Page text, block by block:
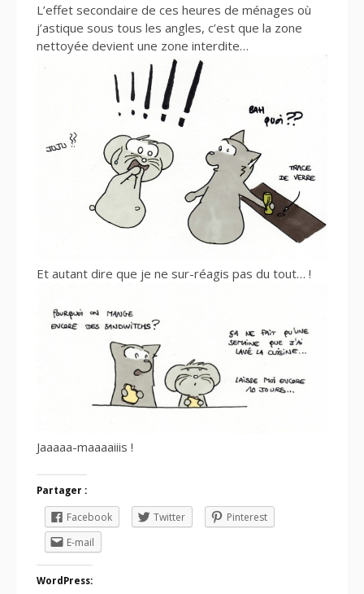
L’effet secondaire de ces heures de ménages où
j’astique sous tous les angles, c’est que la zone
nettoyée devient une zone interdite…
Et autant dire que je ne sur-réagis pas du tout… !
Jaaaaa-maaaaiiis !
Partager :
Facebook Twitter
Pinterest
E-mail
WordPress: